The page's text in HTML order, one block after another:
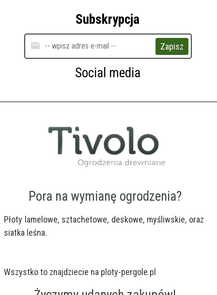
Subskrypcja
Zapisz
Social media
Pora na wymianę ogrodzenia?
Płoty lamelowe, sztachetowe, deskowe, myśliwskie, oraz
siatka leśna.
Wszystko to znajdziecie na ploty-pergole.pl